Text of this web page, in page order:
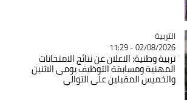
Catégorie
التربية
02/08/2026 - 11:29
تربية وطنية: الاعلان عن نتائج الامتحانات
المهنية ومسابقة التوظيف يومي الاثنين
والخميس المقبلين على التوالي